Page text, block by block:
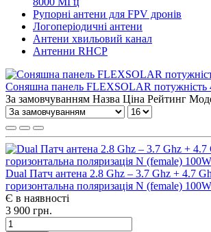
Рупорні антени для FPV дронів
Логоперіодичні антени
Антени хвильовий канал
Антенни RHCP
Соняшна панель FLEXSOLAR потужність
За замовчуванням Назва Ціна Рейтинг
Dual Патч антена 2.8 Ghz – 3.7 Ghz + 4.7
горизонтальна поляризація N (female)
Є в наявності
3 900 грн.